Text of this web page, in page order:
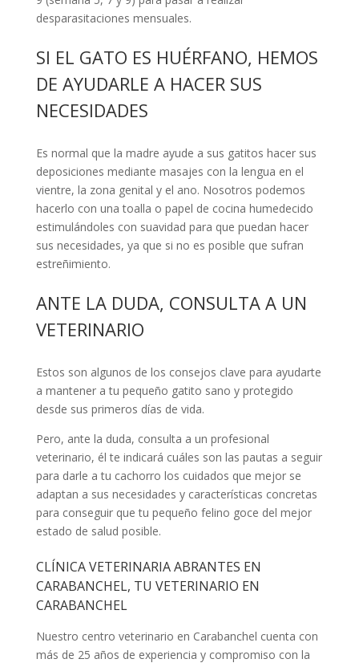
desparasitaciones mensuales.
SI EL GATO ES HUÉRFANO, HEMOS
DE AYUDARLE A HACER SUS
NECESIDADES
Es normal que la madre ayude a sus gatitos hacer sus
deposiciones mediante masajes con la lengua en el
vientre, la zona genital y el ano. Nosotros podemos
hacerlo con una toalla o papel de cocina humedecido
estimulándoles con suavidad para que puedan hacer
sus necesidades, ya que si no es posible que sufran
estreñimiento.
ANTE LA DUDA, CONSULTA A UN
VETERINARIO
Estos son algunos de los consejos clave para ayudarte
a mantener a tu pequeño gatito sano y protegido
desde sus primeros días de vida.
Pero, ante la duda, consulta a un profesional
veterinario, él te indicará cuáles son las pautas a seguir
para darle a tu cachorro los cuidados que mejor se
adaptan a sus necesidades y características concretas
para conseguir que tu pequeño felino goce del mejor
estado de salud posible.
CLÍNICA VETERINARIA ABRANTES EN
CARABANCHEL, TU VETERINARIO EN
CARABANCHEL
Nuestro centro veterinario en Carabanchel cuenta con
más de 25 años de experiencia y compromiso con la